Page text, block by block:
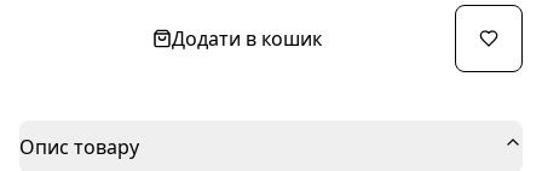
Додати в кошик
Опис товару